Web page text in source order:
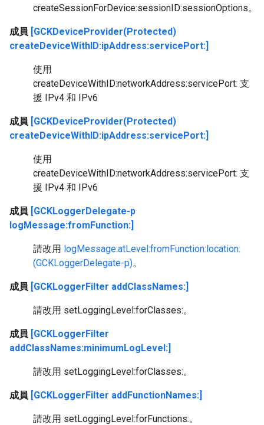
createSessionForDevice:sessionID:sessionOptions。
成員 [GCKDeviceProvider(Protected)
createDeviceWithID:ipAddress:servicePort:]
使用
createDeviceWithID:networkAddress:servicePort: 支
援 IPv4 和 IPv6
成員 [GCKDeviceProvider(Protected)
createDeviceWithID:ipAddress:servicePort:]
使用
createDeviceWithID:networkAddress:servicePort: 支
援 IPv4 和 IPv6
成員 [GCKLoggerDelegate-p
logMessage:fromFunction:]
請改用 logMessage:atLevel:fromFunction:location:
(GCKLoggerDelegate-p)。
成員 [GCKLoggerFilter addClassNames:]
請改用 setLoggingLevel:forClasses:。
成員 [GCKLoggerFilter
addClassNames:minimumLogLevel:]
請改用 setLoggingLevel:forClasses:。
成員 [GCKLoggerFilter addFunctionNames:]
請改用 setLoggingLevel:forFunctions:。